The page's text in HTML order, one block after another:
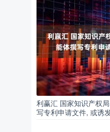
利赢汇 国家知识产权
写专利申请文件, 或诱